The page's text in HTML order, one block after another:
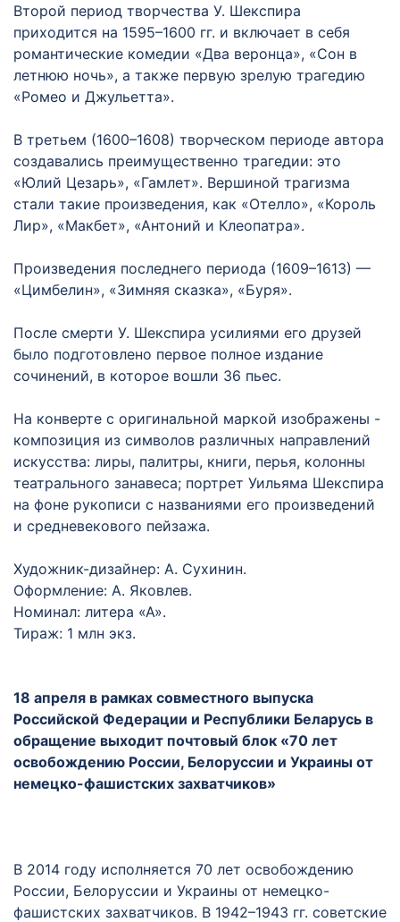
Второй период творчества У. Шекспира
приходится на 1595–1600 гг. и включает в себя
романтические комедии «Два веронца», «Сон в
летнюю ночь», а также первую зрелую трагедию
«Ромео и Джульетта».
В третьем (1600–1608) творческом периоде автора
создавались преимущественно трагедии: это
«Юлий Цезарь», «Гамлет». Вершиной трагизма
стали такие произведения, как «Отелло», «Король
Лир», «Макбет», «Антоний и Клеопатра».
Произведения последнего периода (1609–1613) —
«Цимбелин», «Зимняя сказка», «Буря».
После смерти У. Шекспира усилиями его друзей
было подготовлено первое полное издание
сочинений, в которое вошли 36 пьес.
На конверте с оригинальной маркой изображены -
композиция из символов различных направлений
искусства: лиры, палитры, книги, перья, колонны
театрального занавеса; портрет Уильяма Шекспира
на фоне рукописи с названиями его произведений
и средневекового пейзажа.
Художник-дизайнер: А. Сухинин.
Оформление: А. Яковлев.
Номинал: литера «А».
Тираж: 1 млн экз.
18 апреля в рамках совместного выпуска
Российской Федерации и Республики Беларусь в
обращение выходит почтовый блок «70 лет
освобождению России, Белоруссии и Украины от
немецко-фашистских захватчиков»
В 2014 году исполняется 70 лет освобождению
России, Белоруссии и Украины от немецко-
фашистских захватчиков. В 1942–1943 гг. советские